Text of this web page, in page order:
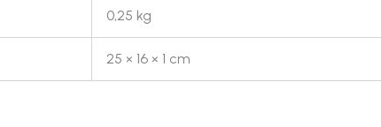
0,25 kg
25 × 16 × 1 cm